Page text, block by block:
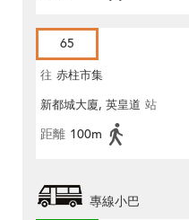
65
往 赤柱市集
新都城大廈, 英皇道 站
距離 100m
專線小巴